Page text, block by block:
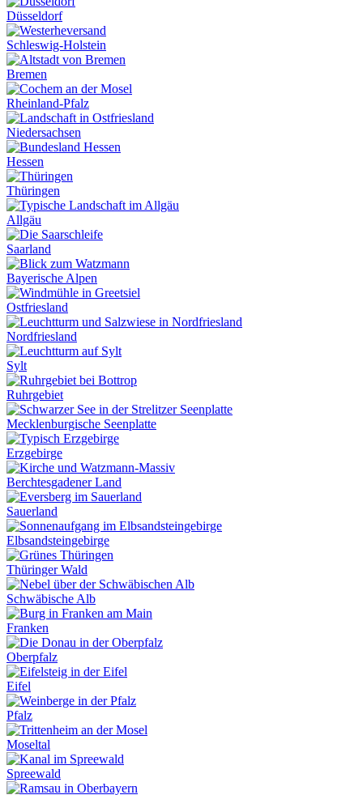
Düsseldorf
Schleswig-Holstein
Bremen
Rheinland-Pfalz
Niedersachsen
Hessen
Thüringen
Allgäu
Saarland
Bayerische Alpen
Ostfriesland
Nordfriesland
Sylt
Ruhrgebiet
Mecklenburgische Seenplatte
Erzgebirge
Berchtesgadener Land
Sauerland
Elbsandsteingebirge
Thüringer Wald
Schwäbische Alb
Franken
Oberpfalz
Eifel
Pfalz
Moseltal
Spreewald